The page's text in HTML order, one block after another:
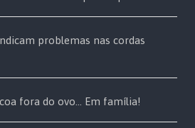
problemas nas cordas
fora do ovo… Em família!